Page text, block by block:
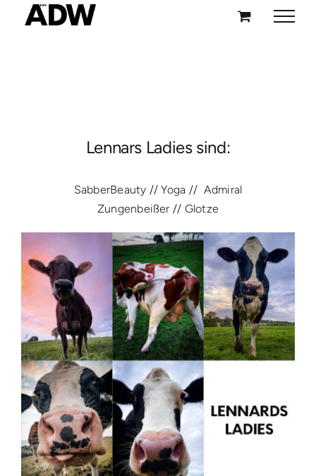
Inhalt
Lennars Ladies sind:
SabberBeauty // Yoga // Admiral
Zungenbeißer // Glotze